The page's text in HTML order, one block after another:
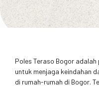
Poles Teraso Bogor
untuk menjaga keindahan
di rumah-rumah di Bogor.